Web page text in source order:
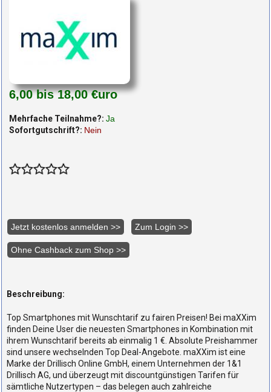
6,00 bis 18,00 €uro
Mehrfache Teilnahme?: Ja
Sofortgutschrift?: Nein
Beschreibung:
Top Smartphones mit Wunschtarif zu fairen Preisen! Bei maXXim
finden Deine User die neuesten Smartphones in Kombination mit
ihrem Wunschtarif bereits ab einmalig 1 €. Absolute Preishammer
sind unsere wechselnden Top Deal-Angebote. maXXim ist eine
Marke der Drillisch Online GmbH, einem Unternehmen der 1&1
Drillisch AG, und überzeugt mit discountgünstigen Tarifen für
sämtliche Nutzertypen – das belegen auch zahlreiche